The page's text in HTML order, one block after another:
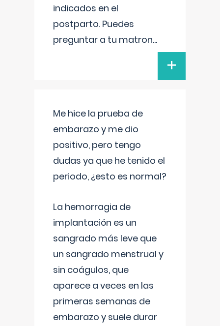
indicados en el
postparto. Puedes
preguntar a tu matron...
+
Me hice la prueba de
embarazo y me dio
positivo, pero tengo
dudas ya que he tenido el
periodo, ¿esto es normal?
La hemorragia de
implantación es un
sangrado más leve que
un sangrado menstrual y
sin coágulos, que
aparece a veces en las
primeras semanas de
embarazo y suele durar